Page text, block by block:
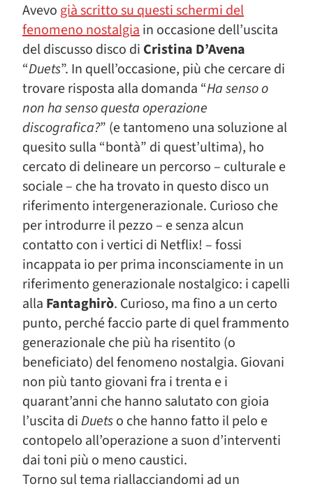
Avevo già scritto su questi schermi del
fenomeno nostalgiain occasione dell’uscita
del discusso disco di Cristina D’Avena
“Duets”. In quell’occasione, più che cercare di
trovare risposta alla domanda “Ha senso o
non ha senso questa operazione
discografica?” (e tantomeno una soluzione al
quesito sulla “bontà” di quest’ultima), ho
cercato di delineare un percorso – culturale e
sociale – che ha trovato in questo disco un
riferimento intergenerazionale. Curioso che
per introdurre il pezzo – e senza alcun
contatto con i vertici di Netflix! – fossi
incappata io per prima inconsciamente in un
riferimento generazionale nostalgico: i capelli
alla Fantaghirò. Curioso, ma fino a un certo
punto, perché faccio parte di quel frammento
generazionale che più ha risentito (o
beneficiato) del fenomeno nostalgia. Giovani
non più tanto giovani fra i trenta e i
quarant’anni che hanno salutato con gioia
l’uscita diDuetso che hanno fatto il pelo e
contopelo all’operazione a suon d’interventi
dai toni più o meno caustici.
Torno sul tema riallacciandomi ad un